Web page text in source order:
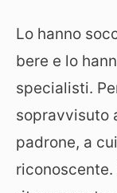
Lo hanno
bere e lo
specialisti.
sopravvisuto
padrone, a